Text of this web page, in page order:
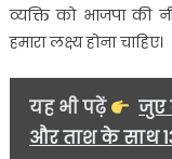
व्यक्ति को भाजपा की
हमारा लक्ष्य होना चाहिए।
यह भी पढ़ें
जुए
और ताश के साथ